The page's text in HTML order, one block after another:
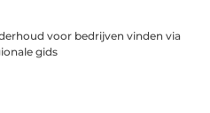
voor bedrijven vinden via
gids